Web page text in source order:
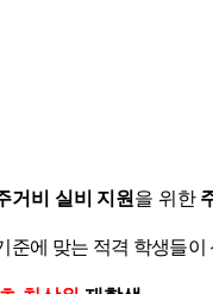
거비 실비 지원 을 위한
준에 맞는 적격 학생들이